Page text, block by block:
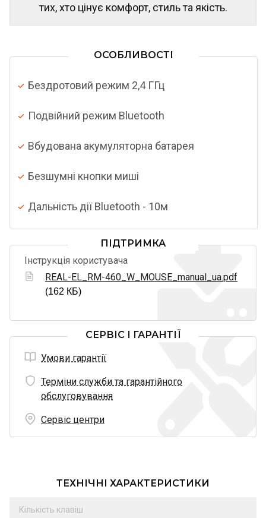
тих, хто цінує комфорт, стиль та якість.
ОСОБЛИВОСТІ
Бездротовий режим 2,4 ГГц
Подвійний режим Bluetooth
Вбудована акумуляторна батарея
Безшумні кнопки миші
Дальність дії Bluetooth - 10м
ПІДТРИМКА
Інструкція користувача
REAL-EL_RM-460_W_MOUSE_manual_ua.pdf
(162 КБ)
СЕРВІС І ГАРАНТІЇ
Умови гарантії
Терміни служби та гарантійного
обслуговування
Сервіс центри
ТЕХНІЧНІ ХАРАКТЕРИСТИКИ
Кількість клавіш